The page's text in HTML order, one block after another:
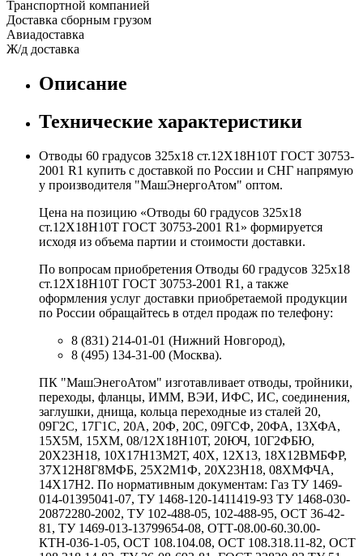
Транспортной компанией
Доставка сборным грузом
Авиадоставка
Ж/д доставка
Описание
Технические характеристики
Отводы 60 градусов 325х18 ст.12Х18Н10Т ГОСТ 30753-
2001 R1 купить с доставкой по России и СНГ напрямую
у производителя "МашЭнергоАтом" оптом.
Цена на позицию «Отводы 60 градусов 325х18
ст.12Х18Н10Т ГОСТ 30753-2001 R1» формируется
исходя из объема партии и стоимости доставки.
По вопросам приобретения Отводы 60 градусов 325х18
ст.12Х18Н10Т ГОСТ 30753-2001 R1, а также
оформления услуг доставки приобретаемой продукции
по России обращайтесь в отдел продаж по телефону:
8 (831) 214-01-01 (Нижний Новгород),
8 (495) 134-31-00 (Москва).
ПК "МашЭнегоАтом" изготавливает отводы, тройники,
переходы, фланцы, ИММ, ВЭИ, ИФС, ИС, соединения,
заглушки, днища, кольца переходные из сталей 20,
09Г2С, 17Г1С, 20А, 20Ф, 20С, 09ГСФ, 20ФА, 13ХФА,
15Х5М, 15ХМ, 08/12Х18Н10Т, 20ЮЧ, 10Г2ФБЮ,
20Х23Н18, 10Х17Н13М2Т, 40Х, 12Х13, 18Х12ВМБФР,
37Х12Н8Г8МФБ, 25Х2М1Ф, 20Х23Н18, 08ХМФЧА,
14Х17Н2. По нормативным документам: Газ ТУ 1469-
014-01395041-07, ТУ 1468-120-1411419-93 ТУ 1468-030-
20872280-2002, ТУ 102-488-05, 102-488-95, ОСТ 36-42-
81, ТУ 1469-013-13799654-08, ОТТ-08.00-60.30.00-
КТН-036-1-05, ОСТ 108.104.08, ОСТ 108.318.11-82, ОСТ